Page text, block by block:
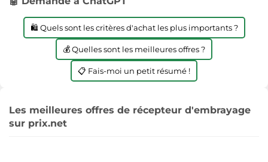
🛍️ Quels sont les critères d'achat les plus importants ?
💰 Quelles sont les meilleures offres ?
📋 Fais-moi un petit résumé !
Les meilleures offres de récepteur d'embrayage
sur prix.net